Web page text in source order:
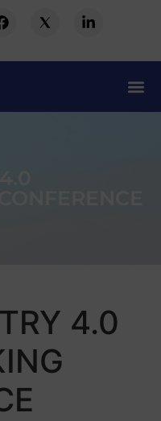
4.0